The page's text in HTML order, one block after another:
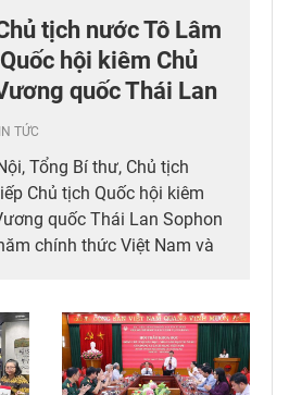
tịch nước Tô Lâm
hội kiêm Chủ
quốc Thái Lan
TỨC
Tổng Bí thư, Chủ tịch
Chủ tịch Quốc hội kiêm
quốc Thái Lan Sophon
chính thức Việt Nam và